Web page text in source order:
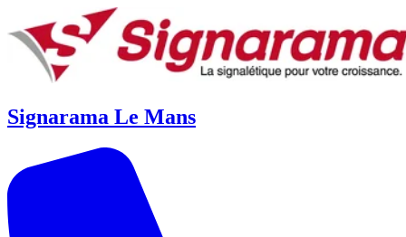
Signarama Le Mans